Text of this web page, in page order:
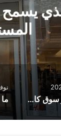
لندن: تجار سوق كامدن يطالبون باستئناف السفر الدولي